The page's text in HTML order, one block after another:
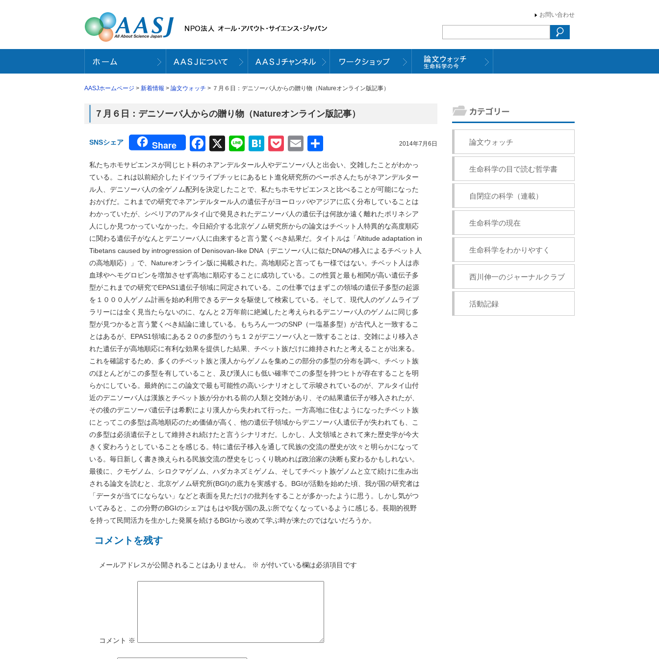
お問い合わせ
AASJホームページ > 新着情報 > 論文ウォッチ > ７月６日：デニソーバ人からの贈り物（Natureオンライン版記事）
７月６日：デニソーバ人からの贈り物（Natureオンライン版記事）
2014年7月6日
SNSシェア Share Facebook
X LineHatena
Pocket
Email
有
私たちホモサピエンスが同じヒト科のネアンデルタール人やデニソーバ人と出会い、交雑したことがわかっ
ている。これは以前紹介したドイツライプチッヒにあるヒト進化研究所のペーボさんたちがネアンデルター
ル人、デニソーバ人の全ゲノム配列を決定したことで、私たちホモサピエンスと比べることが可能になった
おかげだ。これまでの研究でネアンデルタール人の遺伝子がヨーロッパやアジアに広く分布していることは
わかっていたが、シベリアのアルタイ山で発見されたデニソーバ人の遺伝子は何故か遠く離れたポリネシア
人にしか見つかっていなかった。今日紹介する北京ゲノム研究所からの論文はチベット人特異的な高度順応
に関わる遺伝子がなんとデニソーバ人に由来すると言う驚くべき結果だ。タイトルは「Altitude adaptation in
Tibetans caused by introgression of Denisovan-like DNA（デニソーバ人に似たDNAの移入によるチベット人
の高地順応）」で、Natureオンライン版に掲載された。高地順応と言っても一様ではない。チベット人は赤
血球やヘモグロビンを増加させず高地に順応することに成功している。この性質と最も相関が高い遺伝子多
型がこれまでの研究でEPAS1遺伝子領域に同定されている。この仕事ではまずこの領域の遺伝子多型の起源
を１０００人ゲノム計画を始め利用できるデータを駆使して検索している。そして、現代人のゲノムライブ
ラリーには全く見当たらないのに、なんと２万年前に絶滅したと考えられるデニソーバ人のゲノムに同じ多
型が見つかると言う驚くべき結論に達している。もちろん一つのSNP（一塩基多型）が古代人と一致するこ
とはあるが、EPAS1領域にある２０の多型のうち１２がデニソーバ人と一致することは、交雑により移入さ
れた遺伝子が高地順応に有利な効果を提供した結果、チベット族だけに維持されたと考えることが出来る。
これを確認するため、多くのチベット族と漢人からゲノムを集めこの部分の多型の分布を調べ、チベット族
のほとんどがこの多型を有していること、及び漢人にも低い確率でこの多型を持つヒトが存在することを明
らかにしている。最終的にこの論文で最も可能性の高いシナリオとして示唆されているのが、アルタイ山付
近のデニソーバ人は漢族とチベット族が分かれる前の人類と交雑があり、その結果遺伝子が移入されたが、
その後のデニソーバ遺伝子は希釈により漢人から失われて行った。一方高地に住むようになったチベット族
にとってこの多型は高地順応のため価値が高く、他の遺伝子領域からデニソーバ人遺伝子が失われても、こ
の多型は必須遺伝子として維持され続けたと言うシナリオだ。しかし、人文領域とされて来た歴史学が今大
きく変わろうとしていることを感じる。特に遺伝子移入を通して民族の交流の歴史が次々と明らかになって
いる。毎日新しく書き換えられる民族交流の歴史をじっくり眺めれば政治家の決断も変わるかもしれない。
最後に、クモゲノム、シロクマゲノム、ハダカネズミゲノム、そしてチベット族ゲノムと立て続けに生み出
される論文を読むと、北京ゲノム研究所(BGI)の底力を実感する。BGIが活動を始めた頃、我が国の研究者は
「データが当てにならない」などと表面を見ただけの批判をすることが多かったように思う。しかし気がつ
いてみると、この分野のBGIのシェアはもはや我が国の及ぶ所でなくなっているように感じる。長期的視野
を持って民間活力を生かした発展を続けるBGIから改めて学ぶ時が来たのではないだろうか。
コメントを残す
メールアドレスが公開されることはありません。 ※ が付いている欄は必須項目です
コメント ※
論文ウォッチ
生命科学の目で読む哲学書
自閉症の科学（連載）
生命科学の現在
生命科学をわかりやすく
西川伸一のジャーナルクラブ
活動記録